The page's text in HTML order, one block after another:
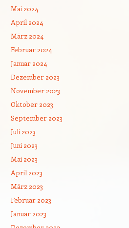
Mai 2024
April 2024
März 2024
Februar 2024
Januar 2024
Dezember 2023
November 2023
Oktober 2023
September 2023
Juli 2023
Juni 2023
Mai 2023
April 2023
März 2023
Februar 2023
Januar 2023